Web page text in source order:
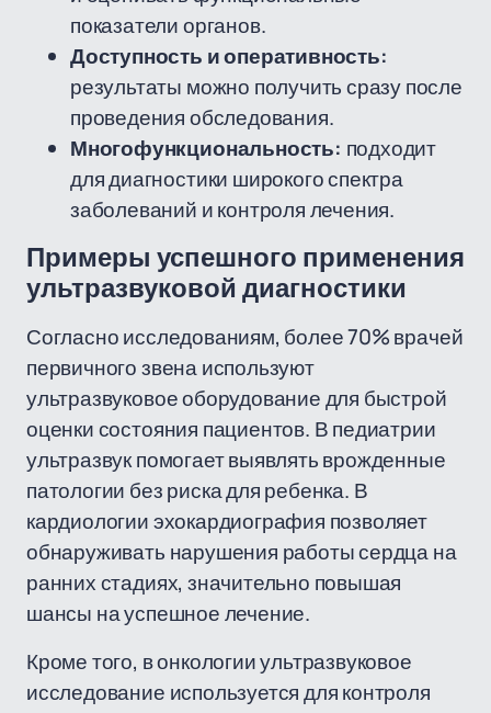
показатели органов.
Доступность и оперативность:
результаты можно получить сразу после
проведения обследования.
Многофункциональность: подходит
для диагностики широкого спектра
заболеваний и контроля лечения.
Примеры успешного применения
ультразвуковой диагностики
Согласно исследованиям, более 70% врачей
первичного звена используют
ультразвуковое оборудование для быстрой
оценки состояния пациентов. В педиатрии
ультразвук помогает выявлять врожденные
патологии без риска для ребенка. В
кардиологии эхокардиография позволяет
обнаруживать нарушения работы сердца на
ранних стадиях, значительно повышая
шансы на успешное лечение.
Кроме того, в онкологии ультразвуковое
исследование используется для контроля